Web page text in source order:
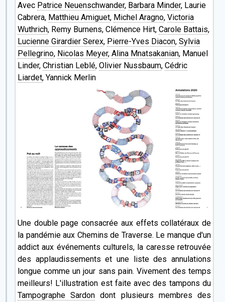
Avec Patrice Neuenschwander, Barbara Minder, Laurie
Cabrera, Matthieu Amiguet, Michel Aragno, Victoria
Wuthrich, Remy Burnens, Clémence Hirt, Carole Battais,
Lucienne Girardier Serex, Pierre-Yves Diacon, Sylvia
Pellegrino, Nicolas Meyer, Alina Mnatsakanian, Manuel
Linder, Christian Leblé, Olivier Nussbaum, Cédric
Liardet, Yannick Merlin
Une double page consacrée aux effets collatéraux de
la pandémie aux Chemins de Traverse. Le manque d'un
addict aux événements culturels, la caresse retrouvée
des applaudissements et une liste des annulations
longue comme un jour sans pain. Vivement des temps
meilleurs! L'illustration est faite avec des tampons du
Tampographe Sardon dont plusieurs membres des